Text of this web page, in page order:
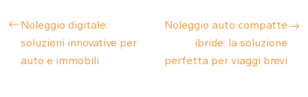
Noleggio digitale:
soluzioni innovative per
auto e immobili
Noleggio auto compatte
ibride: la soluzione
perfetta per viaggi brevi